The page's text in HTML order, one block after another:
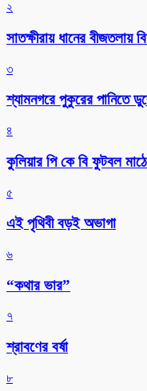
২
সাতক্ষীরায় ধানের
৩
শ্যামনগরে পুকুরের পানিতে
৪
কুলিয়ার পি কে বি ফুটবল মাঠে
৫
এই পৃথিবী বড়ই অভাগা
৬
“কথার ভার”
৭
শ্রাবণের বর্ষা
৮